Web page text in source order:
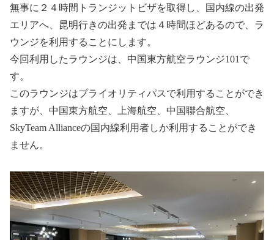
無事に２４時間トランジットビザを取得し、国内線の出発
エリアへ、昆明行きの出発までは４時間ほどあるので、ラ
ウンジを利用することにします。
今回利用したラウンジは、中国東方航空ラウンジ101で
す。
このラウンジはプライオリティパスで利用することができ
ますが、中国東方航空、上海航空、中国聯合航空、
SkyTeam Allianceの国内線利用者しか利用することができ
ません。